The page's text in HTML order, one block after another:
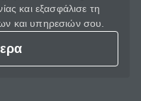
και εξασφάλισε τη
και υπηρεσιών σου.